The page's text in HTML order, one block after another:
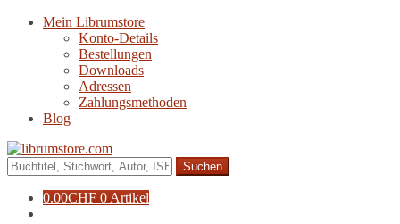
Navigation
Zum
Mein Librumstore
Konto-Details
Bestellungen
Downloads
Adressen
Zahlungsmethoden
Blog
Suche
nach:
0.00CHF 0 Artikel